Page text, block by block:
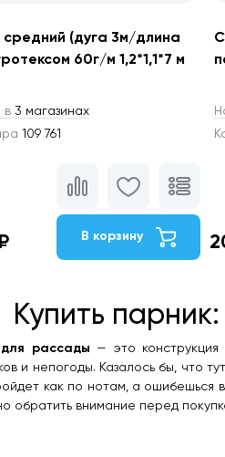
средний (дуга 3м/длина
60г/м 1,2*1,1*7 м
в 3 магазинах
109 761
В корзину
Купить
рассады — это
и непогоды. Казалось бы, что
как по нотам, а ошибешься
обратить внимание перед